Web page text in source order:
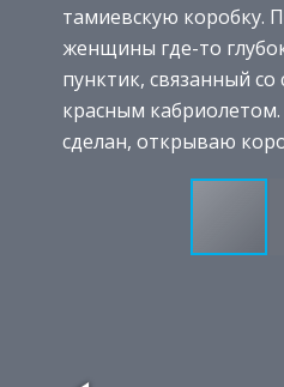
тамиевскую коробку.
женщины где-то
пунктик, связанный
красным
сделан, открываю